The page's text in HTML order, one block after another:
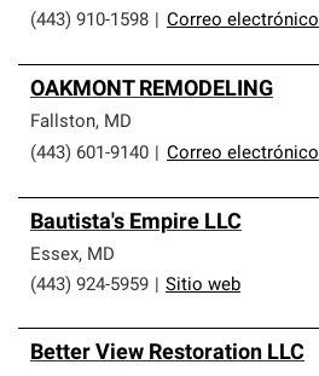
(443) 910-1598
Correo electrónico
OAKMONT REMODELING
Fallston, MD
(443) 601-9140
Correo electrónico
Bautista's Empire LLC
Essex, MD
(443) 924-5959
Sitio web
Better View Restoration LLC